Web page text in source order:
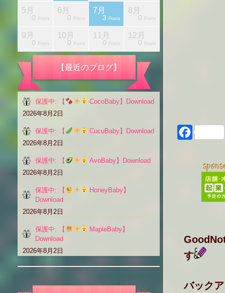
す
バック
5月
0 Posts
6月
0 Posts
7月
3 Posts
8月
0 Posts
9月
0 Posts
10月
0 Posts
11月
0 Posts
12月
0 Posts
【最近のブログ】
保護中: 【
CocoBaby】Download
2026年8月2日
保護中: 【
CucuBaby】Download
2026年8月2日
保護中: 【
AvoBaby】Download
2026年8月2日
保護中: 【
HoneyBaby】
Download
2026年8月2日
保護中: 【
MapleBaby】
Download
2026年8月2日